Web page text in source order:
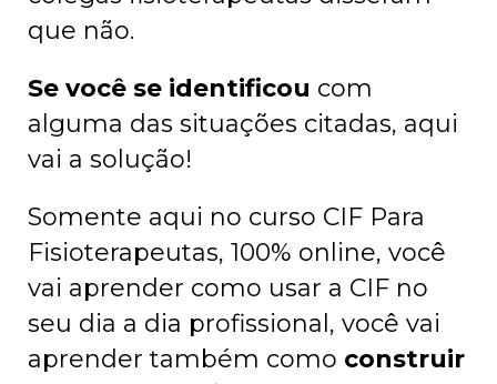
que não.
Se você se identificou com
alguma das situações citadas, aqui
vai a solução!
Somente aqui no curso CIF Para
Fisioterapeutas, 100% online, você
vai aprender como usar a CIF no
seu dia a dia profissional, você vai
aprender também como construir